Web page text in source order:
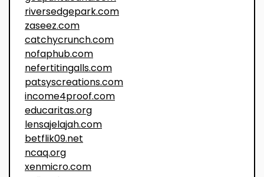
riversedgepark.com
zaseez.com
catchycrunch.com
nofaphub.com
nefertitingalls.com
patsyscreations.com
income4proof.com
educaritas.org
lensajelajah.com
betflik09.net
ncaq.org
xenmicro.com